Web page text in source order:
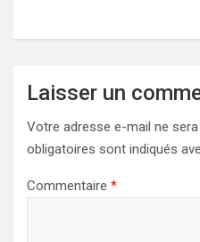
Laisser un
Votre adresse e-mail ne sera
obligatoires sont indiqués
Commentaire *